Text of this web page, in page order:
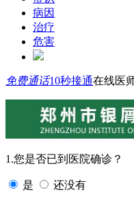
病因
治疗
危害
免费通话10秒接通在线医
1.您是否已到医院确诊？
是 还没有